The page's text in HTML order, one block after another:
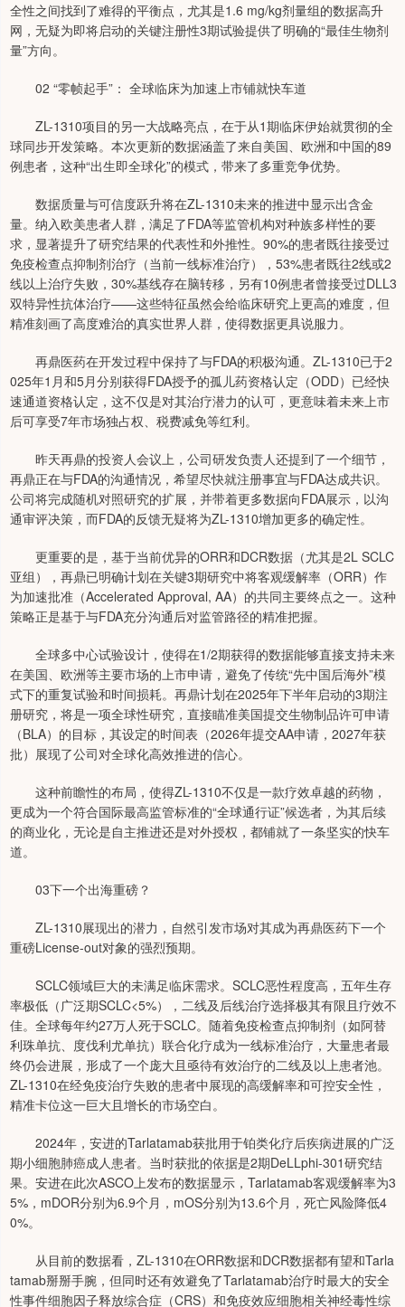
全性之间找到了难得的平衡点，尤其是1.6 mg/kg剂量组的数据高升
网，无疑为即将启动的关键注册性3期试验提供了明确的“最佳生物剂
量”方向。
02 “零帧起手”： 全球临床为加速上市铺就快车道
ZL-1310项目的另一大战略亮点，在于从1期临床伊始就贯彻的全
球同步开发策略。本次更新的数据涵盖了来自美国、欧洲和中国的89
例患者，这种“出生即全球化”的模式，带来了多重竞争优势。
数据质量与可信度跃升将在ZL-1310未来的推进中显示出含金
量。纳入欧美患者人群，满足了FDA等监管机构对种族多样性的要
求，显著提升了研究结果的代表性和外推性。90%的患者既往接受过
免疫检查点抑制剂治疗（当前一线标准治疗），53%患者既往2线或2
线以上治疗失败，30%基线存在脑转移，另有10例患者曾接受过DLL3
双特异性抗体治疗——这些特征虽然会给临床研究上更高的难度，但
精准刻画了高度难治的真实世界人群，使得数据更具说服力。
再鼎医药在开发过程中保持了与FDA的积极沟通。ZL-1310已于2
025年1月和5月分别获得FDA授予的孤儿药资格认定（ODD）已经快
速通道资格认定，这不仅是对其治疗潜力的认可，更意味着未来上市
后可享受7年市场独占权、税费减免等红利。
昨天再鼎的投资人会议上，公司研发负责人还提到了一个细节，
再鼎正在与FDA的沟通情况，希望尽快就注册事宜与FDA达成共识。
公司将完成随机对照研究的扩展，并带着更多数据向FDA展示，以沟
通审评决策，而FDA的反馈无疑将为ZL-1310增加更多的确定性。
更重要的是，基于当前优异的ORR和DCR数据（尤其是2L SCLC
亚组），再鼎已明确计划在关键3期研究中将客观缓解率（ORR）作
为加速批准（Accelerated Approval, AA）的共同主要终点之一。这种
策略正是基于与FDA充分沟通后对监管路径的精准把握。
全球多中心试验设计，使得在1/2期获得的数据能够直接支持未来
在美国、欧洲等主要市场的上市申请，避免了传统“先中国后海外”模
式下的重复试验和时间损耗。再鼎计划在2025年下半年启动的3期注
册研究，将是一项全球性研究，直接瞄准美国提交生物制品许可申请
（BLA）的目标，其设定的时间表（2026年提交AA申请，2027年获
批）展现了公司对全球化高效推进的信心。
这种前瞻性的布局，使得ZL-1310不仅是一款疗效卓越的药物，
更成为一个符合国际最高监管标准的“全球通行证”候选者，为其后续
的商业化，无论是自主推进还是对外授权，都铺就了一条坚实的快车
道。
03下一个出海重磅？
ZL-1310展现出的潜力，自然引发市场对其成为再鼎医药下一个
重磅License-out对象的强烈预期。
SCLC领域巨大的未满足临床需求。SCLC恶性程度高，五年生存
率极低（广泛期SCLC<5%），二线及后线治疗选择极其有限且疗效不
佳。全球每年约27万人死于SCLC。随着免疫检查点抑制剂（如阿替
利珠单抗、度伐利尤单抗）联合化疗成为一线标准治疗，大量患者最
终仍会进展，形成了一个庞大且亟待有效治疗的二线及以上患者池。
ZL-1310在经免疫治疗失败的患者中展现的高缓解率和可控安全性，
精准卡位这一巨大且增长的市场空白。
2024年，安进的Tarlatamab获批用于铂类化疗后疾病进展的广泛
期小细胞肺癌成人患者。当时获批的依据是2期DeLLphi-301研究结
果。安进在此次ASCO上发布的数据显示，Tarlatamab客观缓解率为3
5%，mDOR分别为6.9个月，mOS分别为13.6个月，死亡风险降低4
0%。
从目前的数据看，ZL-1310在ORR数据和DCR数据都有望和Tarla
tamab掰掰手腕，但同时还有效避免了Tarlatamab治疗时最大的安全
性事件细胞因子释放综合症（CRS）和免疫效应细胞相关神经毒性综